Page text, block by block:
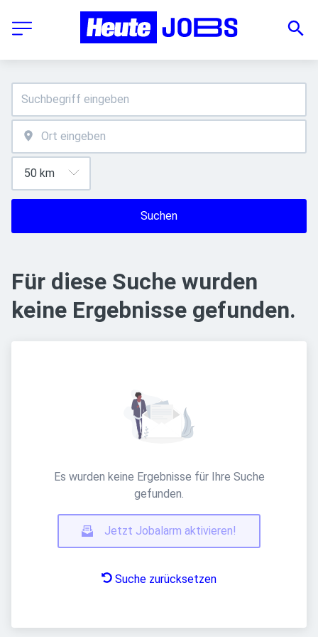
Suchen
Für diese Suche wurden
keine Ergebnisse gefunden.
Es wurden keine Ergebnisse für Ihre Suche
gefunden.
Jetzt Jobalarm aktivieren!
Suche zurücksetzen